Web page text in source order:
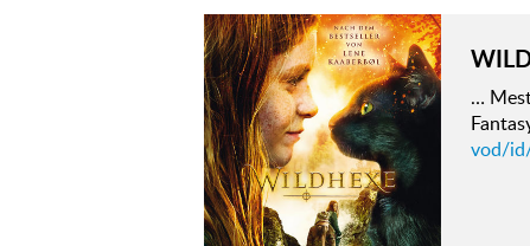
…
vod/